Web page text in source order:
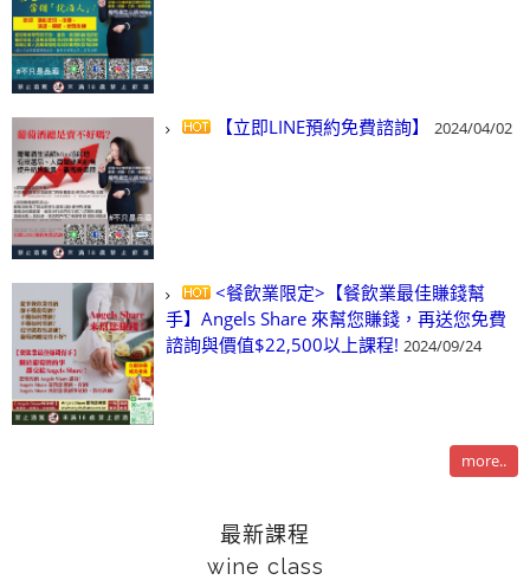
【立即LINE預約免費諮詢】 2024/04/02
<餐飲業限定>【餐飲業最佳賺錢幫
手】Angels Share 來幫您賺錢，再送您免費
諮詢與價值$22,500以上課程! 2024/09/24
more..
最新課程
wine class